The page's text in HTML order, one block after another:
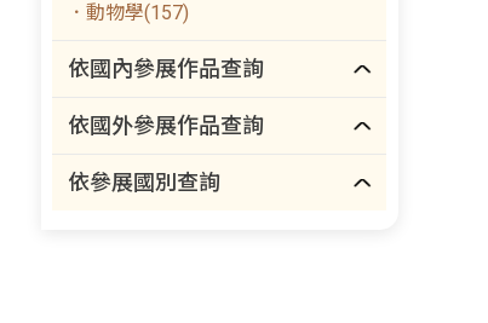
．動物學(157)
依國內參展作品查詢
依國外參展作品查詢
依參展國別查詢